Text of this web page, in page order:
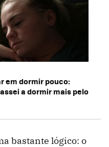
em dormir pouco:
a dormir mais pelo
bastante lógico: o